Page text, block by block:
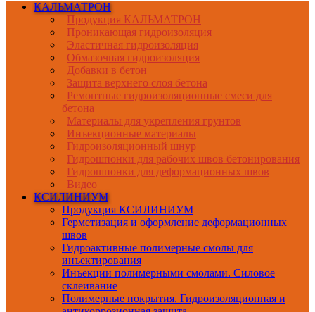
КАЛЬМАТРОН
Продукция КАЛЬМАТРОН
Проникающая гидроизоляция
Эластичная гидроизоляция
Обмазочная гидроизоляция
Добавки в бетон
Защита верхнего слоя бетона
Ремонтные гидроизоляционные смеси для
бетона
Материалы для укрепления грунтов
Инъекционные материалы
Гидроизоляционный шнур
Гидрошпонки для рабочих швов бетонирования
Гидрошпонки для деформационных швов
Видео
КСИЛИНИУМ
Продукция КСИЛИНИУМ
Герметизация и оформление деформационных
швов
Гидроактивные полимерные смолы для
инъектирования
Инъекции полимерными смолами. Силовое
склеивание
Полимерные покрытия. Гидроизоляционная и